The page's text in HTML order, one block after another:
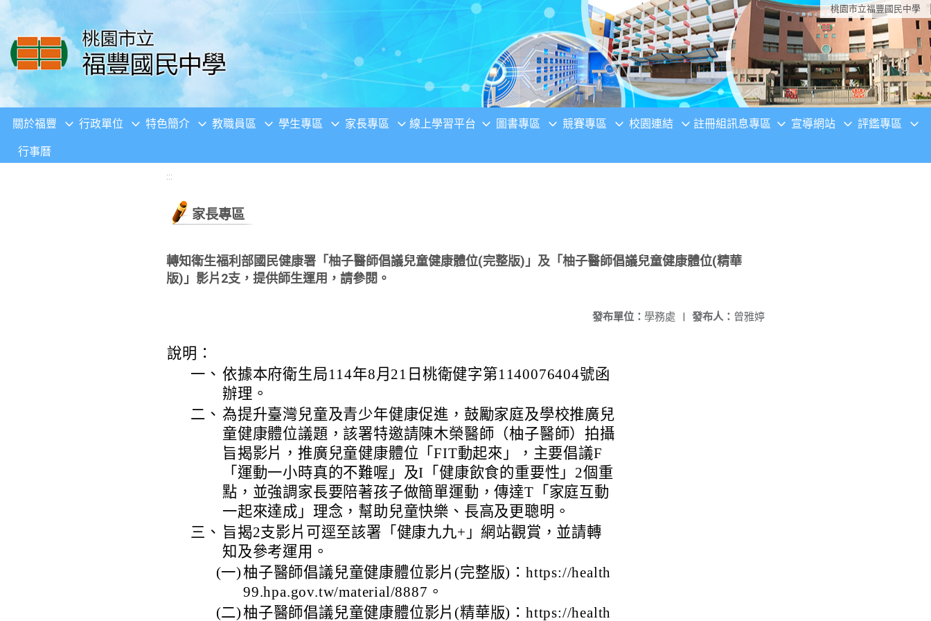
移至網頁之主要內容區位置 桃園市立福豐國民中學
關於福豐 行政單位 特色簡介 教職員區 學生專區 家長專區 線上學習平台 圖書專區 競賽專區 校園連結 註冊組訊息專區 宣導網站 評鑑專區
行事曆
:::
家長專區
轉知衛生福利部國民健康署「柚子醫師倡議兒童健康體位(完整版)」及「柚子醫師倡議兒童健康體位(精華
版)」影片2支，提供師生運用，請參閱。
發布人： 曾雅婷
發布單位： 學務處 |
說明：
一、 依據本府衛生局114年8月21日桃衛健字第1140076404號函
辦理。
二、 為提升臺灣兒童及青少年健康促進，鼓勵家庭及學校推廣兒
童健康體位議題，該署特邀請陳木榮醫師（柚子醫師）拍攝
旨揭影片，推廣兒童健康體位「FIT動起來」，主要倡議F
「運動一小時真的不難喔」及I「健康飲食的重要性」2個重
點，並強調家長要陪著孩子做簡單運動，傳達T「家庭互動
一起來達成」理念，幫助兒童快樂、長高及更聰明。
三、 旨揭2支影片可逕至該署「健康九九+」網站觀賞，並請轉
知及參考運用。
(一)柚子醫師倡議兒童健康體位影片(完整版)：https://health
99.hpa.gov.tw/material/8887。
(二)柚子醫師倡議兒童健康體位影片(精華版)：https://health